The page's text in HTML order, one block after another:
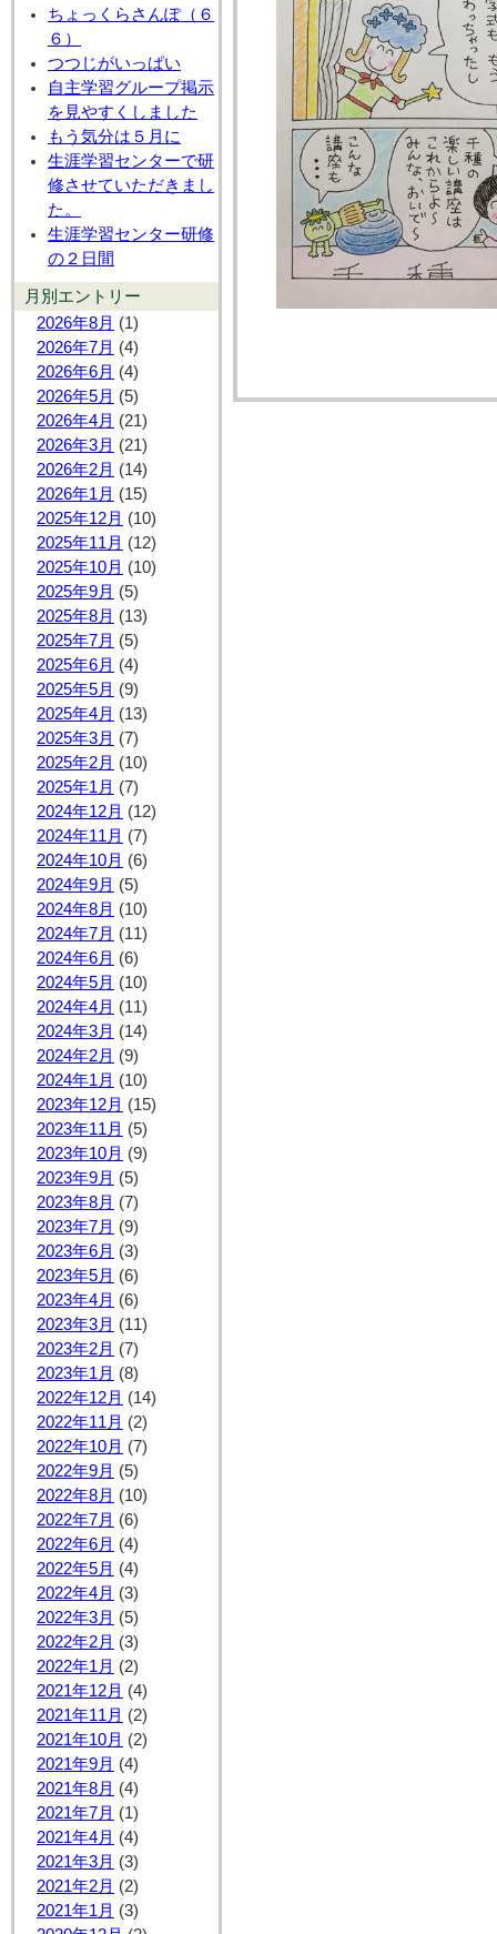
ちょっくらさんぽ（６
６）
つつじがいっぱい
自主学習グループ掲示
を見やすくしました
もう気分は５月に
生涯学習センターで研
修させていただきまし
た。
生涯学習センター研修
の２日間
月別エントリー
2026年8月 (1)
2026年7月 (4)
2026年6月 (4)
2026年5月 (5)
2026年4月 (21)
2026年3月 (21)
2026年2月 (14)
2026年1月 (15)
2025年12月 (10)
2025年11月 (12)
2025年10月 (10)
2025年9月 (5)
2025年8月 (13)
2025年7月 (5)
2025年6月 (4)
2025年5月 (9)
2025年4月 (13)
2025年3月 (7)
2025年2月 (10)
2025年1月 (7)
2024年12月 (12)
2024年11月 (7)
2024年10月 (6)
2024年9月 (5)
2024年8月 (10)
2024年7月 (11)
2024年6月 (6)
2024年5月 (10)
2024年4月 (11)
2024年3月 (14)
2024年2月 (9)
2024年1月 (10)
2023年12月 (15)
2023年11月 (5)
2023年10月 (9)
2023年9月 (5)
2023年8月 (7)
2023年7月 (9)
2023年6月 (3)
2023年5月 (6)
2023年4月 (6)
2023年3月 (11)
2023年2月 (7)
2023年1月 (8)
2022年12月 (14)
2022年11月 (2)
2022年10月 (7)
2022年9月 (5)
2022年8月 (10)
2022年7月 (6)
2022年6月 (4)
2022年5月 (4)
2022年4月 (3)
2022年3月 (5)
2022年2月 (3)
2022年1月 (2)
2021年12月 (4)
2021年11月 (2)
2021年10月 (2)
2021年9月 (4)
2021年8月 (4)
2021年7月 (1)
2021年4月 (4)
2021年3月 (3)
2021年2月 (2)
2021年1月 (3)